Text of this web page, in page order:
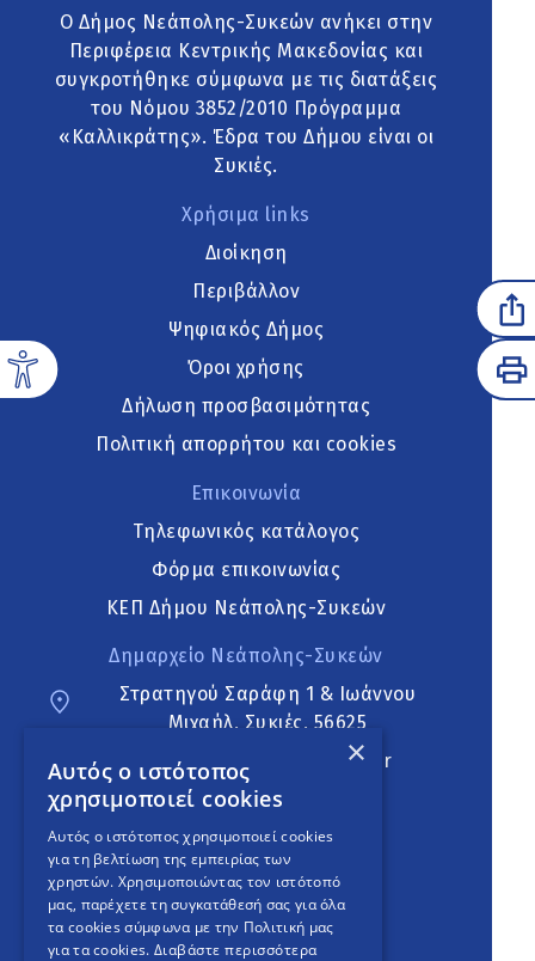
Ο Δήμος Νεάπολης-Συκεών ανήκει στην
Περιφέρεια Κεντρικής Μακεδονίας και
συγκροτήθηκε σύμφωνα με τις διατάξεις
του Νόμου 3852/2010 Πρόγραμμα
«Καλλικράτης». Έδρα του Δήμου είναι οι
Συκιές.
Χρήσιμα links
Διοίκηση
Περιβάλλον
Ψηφιακός Δήμος
Όροι χρήσης
Δήλωση προσβασιμότητας
Πολιτική απορρήτου και cookies
Επικοινωνία
Τηλεφωνικός κατάλογος
Φόρμα επικοινωνίας
ΚΕΠ Δήμου Νεάπολης-Συκεών
Δημαρχείο Νεάπολης-Συκεών
Στρατηγού Σαράφη 1 & Ιωάννου
Μιχαήλ, Συκιές, 56625
neapoli.sykies@ddt.gov.gr
Ακολουθήστε
English Version
×
Αυτός ο ιστότοπος
χρησιμοποιεί cookies
Αυτός ο ιστότοπος χρησιμοποιεί cookies
για τη βελτίωση της εμπειρίας των
χρηστών. Χρησιμοποιώντας τον ιστότοπό
μας, παρέχετε τη συγκατάθεσή σας για όλα
τα cookies σύμφωνα με την Πολιτική μας
για τα cookies. Διαβάστε περισσότερα